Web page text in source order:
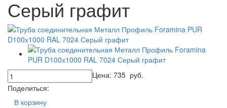
Серый графит
Цена: 735 руб.
Поделиться:
В корзину